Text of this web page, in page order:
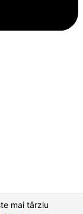
mai târziu